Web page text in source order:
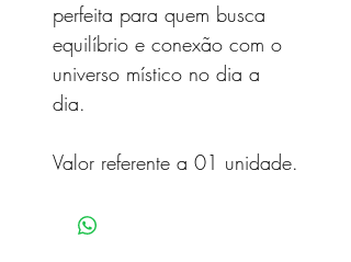
perfeita para quem busca
equilíbrio e conexão com o
universo místico no dia a
dia.
Valor referente a 01 unidade.